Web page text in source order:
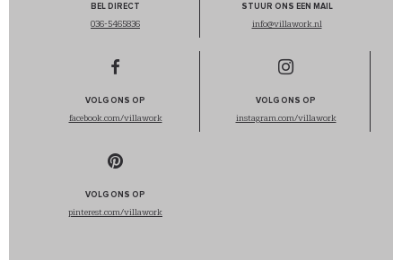
BEL DIRECT
036-5465836
STUUR ONS EEN MAIL
info@villawork.nl
VOLG ONS OP
facebook.com/villawork
VOLG ONS OP
instagram.com/villawork
VOLG ONS OP
pinterest.com/villawork